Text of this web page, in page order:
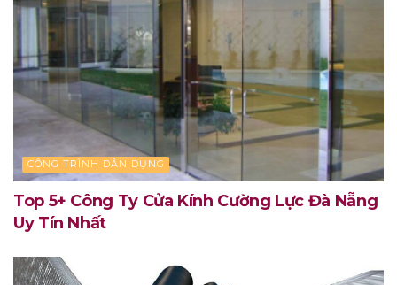
CÔNG TRÌNH DÂN DỤNG
Top 5+ Công Ty Cửa Kính Cường Lực Đà Nẵng
Uy Tín Nhất